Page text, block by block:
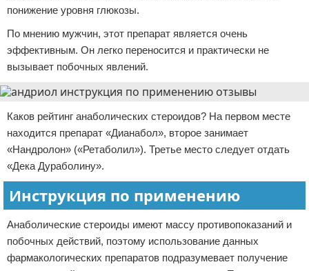
понижение уровня глюкозы.
По мнению мужчин, этот препарат является очень
эффективным. Он легко переносится и практически не
вызывает побочных явлений.
Каков рейтинг анаболических стероидов? На первом месте
находится препарат «Дианабол», второе занимает
«Нандролон» («Ретаболил»). Третье место следует отдать
«Дека Дураболину».
Инструкция по применению
Анаболические стероиды имеют массу противопоказаний и
побочных действий, поэтому использование данных
фармакологических препаратов подразумевает получение